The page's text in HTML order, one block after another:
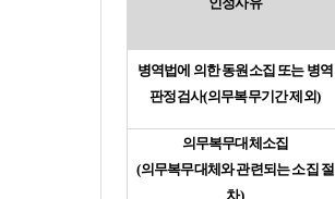
병역법에 의한 동원소집 또는 병역
판정검사(의무복무기간 제외)
의무복무대체소집
(의무복무대체와 관련되는 소집 절
차)